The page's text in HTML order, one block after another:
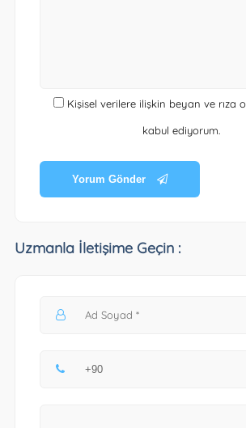
Kişisel verilere ilişkin beyan ve rıza
kabul ediyorum.
Yorum Gönder
Uzmanla İletişime Geçin :